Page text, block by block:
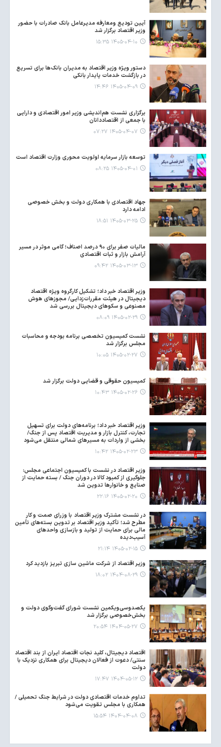
آیین تودیع ومعارفه مدیرعامل بانک صادرات با حضور
وزیر اقتصاد برگزار شد
۱۴۰۵-۰۴-۱۰ ۱۵:۳۵
دستور ویژه وزیر اقتصاد به مدیران بانک‌ها برای تسریع
در بازگشت خدمات پایدار بانکی
۱۴۰۵-۰۴-۰۹ ۱۴:۴۶
برگزاری نشست هم‌اندیشی وزیر امور اقتصادی و دارایی
با جمعی از اقتصاددانان
۱۴۰۵-۰۴-۰۷ ۰۷:۲۷
توسعه بازار سرمایه اولویت محوری وزارت اقتصاد است
۱۴۰۵-۰۴-۰۱ ۰۸:۲۵
جهاد اقتصادی با همکاری دولت و بخش خصوصی
ادامه دارد
۱۴۰۵-۰۳-۲۵ ۱۸:۵۱
مالیات صفر برای ۹۰ درصد اصناف؛ گامی موثر در مسیر
آرامش بازار و ثبات اقتصادی
۱۴۰۵-۰۳-۱۳ ۰۹:۴۲
وزیر اقتصاد خبر داد؛ تشکیل کارگروه ویژه اقتصاد
دیجیتال در هیئت مقررات‌زدایی/ مجوزهای هوش
مصنوعی و سکوهای دیجیتال بررسی شد
۱۴۰۵-۰۲-۲۹ ۰۸:۰۹
نشست کمیسیون تخصصی برنامه بودجه و محاسبات
مجلس برگزار شد
۱۴۰۵-۰۲-۲۷ ۱۰:۰۵
کمیسیون حقوقی و قضایی دولت برگزار شد
۱۴۰۵-۰۲-۲۶ ۱۰:۴۳
وزیر اقتصاد خبر داد؛ برنامه‌های دولت برای تسهیل
تجارت، کنترل بازار و مدیریت اقتصاد پس از جنگ/
بخشی از واردات به مسیرهای شمالی منتقل می‌شود
۱۴۰۵-۰۲-۲۳ ۱۰:۴۲
وزیر اقتصاد در نشست با کمیسیون اجتماعی مجلس:
جلوگیری از کمبود کالا در دوران جنگ / بسته حمایت از
صنایع و خانوارها تدوین شد
۱۴۰۵-۰۲-۲۰ ۲۲:۱۶
در نشست مشترک وزیر اقتصاد با وزرای صمت و کار
مطرح شد؛ تأکید وزیر اقتصاد بر تدوین بسته‌های تأمین
مالی برای حمایت از تولید و بازسازی واحدهای
آسیب‌دیده
۱۴۰۵-۰۲-۱۵ ۲۱:۱۴
وزیر اقتصاد از شرکت ماشین سازی تبریز بازدید کرد
۱۴۰۴-۰۸-۲۹ ۱۸:۰۲
یکصدوسی‌ویکمین نشست شورای گفت‌وگوی دولت و
بخش‌خصوصی برگزار شد
۱۴۰۴-۰۵-۲۷ ۲۰:۵۴
اقتصاد دیجیتال، کلید نجات اقتصاد ایران از بند اقتصاد
سنتی/ دعوت از فعالان دیجیتال برای همکاری نزدیک با
دولت
۱۴۰۴-۰۵-۱۲ ۱۷:۴۷
تداوم خدمات اقتصادی دولت در شرایط جنگ تحمیلی /
همکاری با مجلس تقویت می‌شود
۱۴۰۴-۰۴-۰۸ ۱۵:۵۴